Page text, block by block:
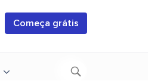
Começa grátis